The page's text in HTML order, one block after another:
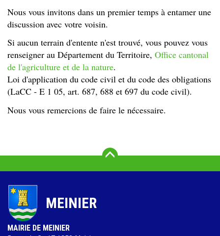
Nous vous invitons dans un premier temps à entamer une
discussion avec votre voisin.
Si aucun terrain d'entente n'est trouvé, vous pouvez vous
renseigner au Département du Territoire, Office cantonal
de l'agriculture et de la nature.
Loi d'application du code civil et du code des obligations
(LaCC - E 1 05, art. 687, 688 et 697 du code civil).
Nous vous remercions de faire le nécessaire.
Vers le haut
MEINIER
MAIRIE DE MEINIER